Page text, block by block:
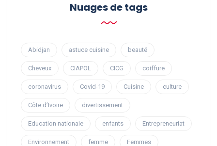
Nuages ​​de tags
Abidjan astuce cuisine beauté
Cheveux CIAPOL CICG coiffure
coronavirus Covid-19 Cuisine culture
Côte d’Ivoire divertissement
Education nationale enfants Entrepreneuriat
Environnement femme Femmes